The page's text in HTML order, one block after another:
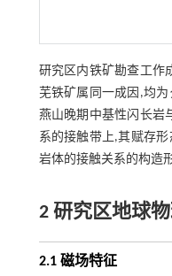
研究区内铁矿勘查工作
芜铁矿属同一成因,均
燕山晚期中基性闪长岩
系的接触带上,其赋存
岩体的接触关系的构造
2 研究区地球
2.1 磁场特征